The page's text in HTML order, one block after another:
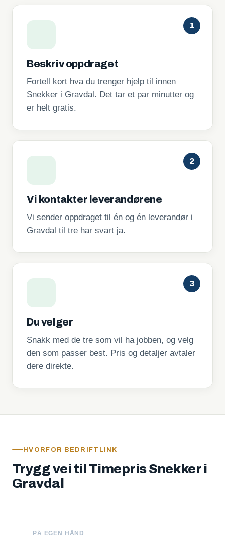
1
Beskriv oppdraget
Fortell kort hva du trenger hjelp til innen
Snekker i Gravdal. Det tar et par minutter og
er helt gratis.
2
Vi kontakter leverandørene
Vi sender oppdraget til én og én leverandør i
Gravdal til tre har svart ja.
3
Du velger
Snakk med de tre som vil ha jobben, og velg
den som passer best. Pris og detaljer avtaler
dere direkte.
HVORFOR BEDRIFTLINK
Trygg vei til Timepris Snekker i
Gravdal
PÅ EGEN HÅND